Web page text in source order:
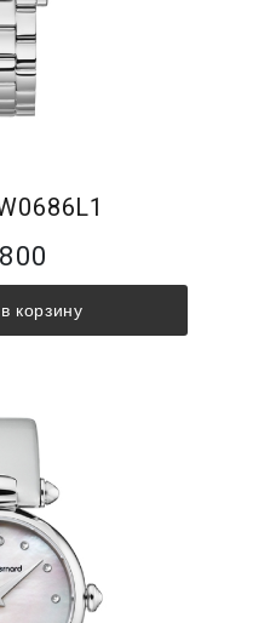
корзину